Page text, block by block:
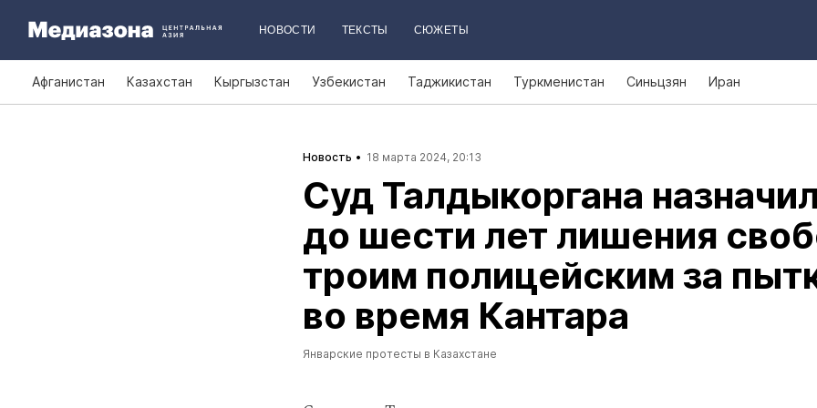
НОВОСТИ ТЕКСТЫ СЮЖЕТЫ
Афганистан Казахстан Кыргызстан Узбекистан Таджикистан Туркменистан Синьцзян Иран
Новость 18 марта 2024, 20:13
Суд Талдыкоргана назначил
до шести лет лишения
троим полицейским за
во время Кантара
Январские протесты в Казахстане